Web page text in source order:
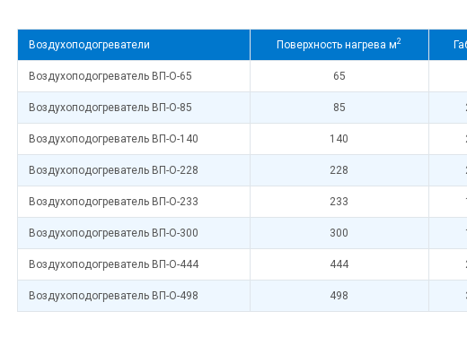
Воздухоподогреватели Поверхность нагрева м2
Воздухоподогреватель ВП-О-65 65
Воздухоподогреватель ВП-О-85 85
Воздухоподогреватель ВП-О-140 140
Воздухоподогреватель ВП-О-228 228
Воздухоподогреватель ВП-О-233 233
Воздухоподогреватель ВП-О-300 300
Воздухоподогреватель ВП-О-444 444
Воздухоподогреватель ВП-О-498 498